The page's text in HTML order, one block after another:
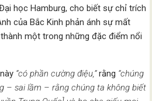
học Hamburg, cho biết sự chỉ trích
của Bắc Kinh phản ánh sự mất
một trong những đặc điểm nổi
“có phần cường điệu,”rằng “chúng
– sai lầm – rằng chúng ta không biết